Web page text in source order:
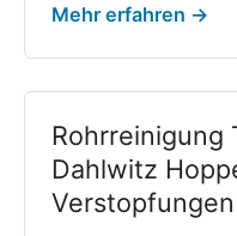
Mehr erfahren →
Rohrreinigung
Dahlwitz